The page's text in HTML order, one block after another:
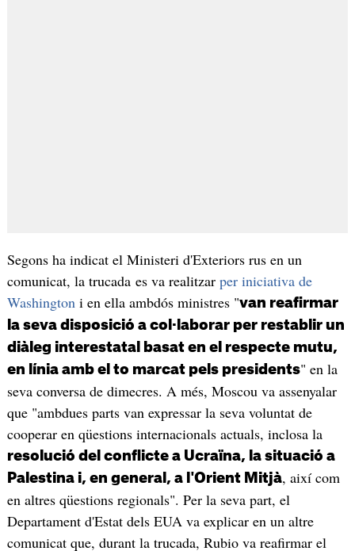
Segons ha indicat el Ministeri d'Exteriors rus en un
comunicat, la trucada es va realitzar per iniciativa de
Washingtoni en ella ambdós ministres "van reafirmar
la seva disposició a col·laborar per restablir un
diàleg interestatal basat en el respecte mutu,
en línia amb el to marcat pels presidents" en la
seva conversa de dimecres. A més, Moscou va assenyalar
que "ambdues parts van expressar la seva voluntat de
cooperar en qüestions internacionals actuals, inclosa la
resolució del conflicte a Ucraïna, la situació a
Palestina i, en general, a l'Orient Mitjà, així com
en altres qüestions regionals". Per la seva part, el
Departament d'Estat dels EUA va explicar en un altre
comunicat que, durant la trucada, Rubio va reafirmar el